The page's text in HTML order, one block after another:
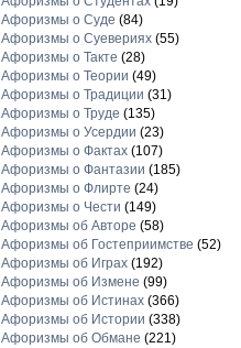
Афоризмы о Суде (84)
Афоризмы о Суевериях(55)
Афоризмы о Такте (28)
Афоризмы о Теории (49)
Афоризмы о Традиции (31)
Афоризмы о Труде (135)
Афоризмы о Усердии (23)
Афоризмы о Фактах(107)
Афоризмы о Фантазии (185)
Афоризмы о Флирте (24)
Афоризмы о Чести (149)
Афоризмы об Авторе (58)
Афоризмы об Гостеприимстве (52)
Афоризмы об Играх(192)
Афоризмы об Измене (99)
Афоризмы об Истинах(366)
Афоризмы об Истории (338)
Афоризмы об Обмане (221)